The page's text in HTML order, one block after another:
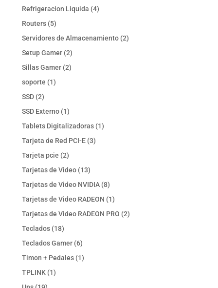
productos
Refrigeracion Liquida 44
Routers 55
productos
Servidores de Almacenamiento 22
Setup Gamer 22
productos
Sillas Gamer 22
soporte 11
SSD 22
productos
SSD Externo 11
producto
Tablets Digitalizadoras 11
Tarjeta de Red PCI-E 33
Tarjeta pcie 22
productos
Tarjetas de Video 1313
productos
Tarjetas de Video NVIDIA 88
productos
Tarjetas de Video RADEON 11
producto
Tarjetas de Video RADEON PRO 22
Teclados 1818
productos
Teclados Gamer 66
productos
Timon + Pedales 11
TPLINK 11
19